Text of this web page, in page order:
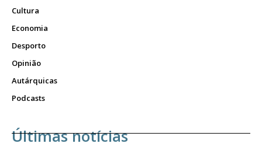
Cultura
Economia
Desporto
Opinião
Autárquicas
Podcasts
Últimas notícias